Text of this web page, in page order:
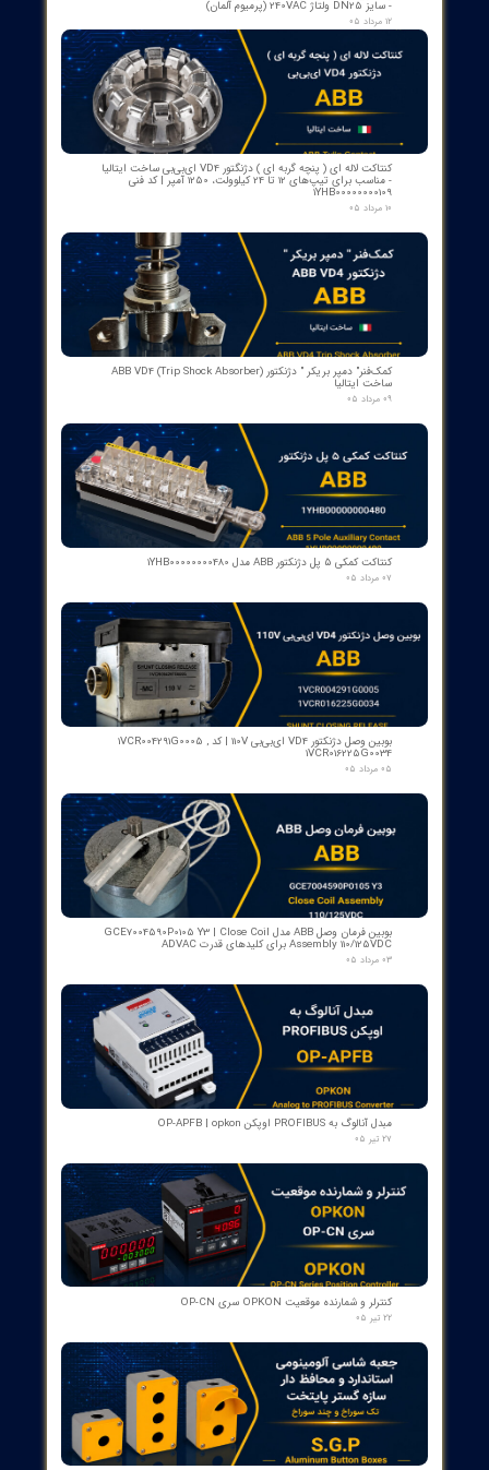
​محصولات جدید و
پرفروش​​​​​​​
رله گازی بوخهلتس ترانسفورماتور مایر (Albert MAIER) مدل MBP 3
کنتاکت لاله ای ( پنچه گربه ای ) دژنگتور VD4 ای‌بی‌بی ساخت ایتالیا
- مناسب برای تیپ‌های 12 تا 24 کیلوولت، 1250 آمپر | کد فنی
1YHB00000000109
کمک‌فنر" دمپر بریکر " دژنکتور ABB VD4 (Trip Shock Absorber)